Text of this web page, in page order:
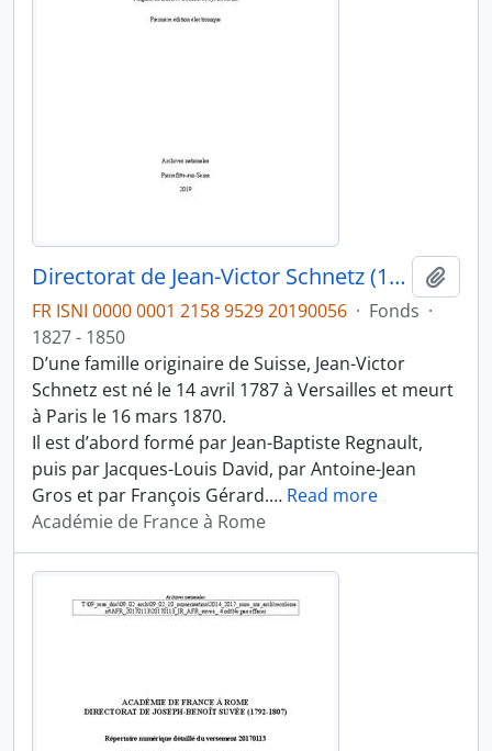
Directorat de Jean-Victor Schnetz (1841-1846)
FR ISNI 0000 0001 2158 9529 20190056 · Fonds ·
1827 - 1850
D’une famille originaire de Suisse, Jean-Victor
Schnetz est né le 14 avril 1787 à Versailles et meurt
à Paris le 16 mars 1870.
Il est d’abord formé par Jean-Baptiste Regnault,
puis par Jacques-Louis David, par Antoine-Jean
Gros et par François Gérard.… Read more
Académie de France à Rome